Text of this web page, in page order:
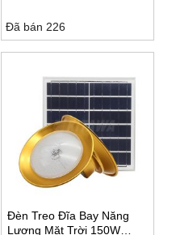
Đã bán 226
Đèn Treo Đĩa Bay Năng
Lượng Mặt Trời 150W